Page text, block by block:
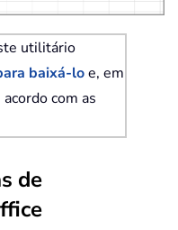
utilitário
baixá-loe, em
com as
de